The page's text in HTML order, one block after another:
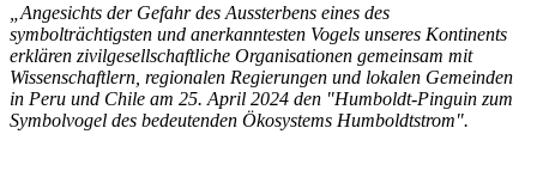
„Angesichts der Gefahr des Aussterbens eines des
symbolträchtigsten und anerkanntesten Vogels unseres Kontinents
erklären zivilgesellschaftliche Organisationen gemeinsam mit
Wissenschaftlern, regionalen Regierungen und lokalen Gemeinden
in Peru und Chile am 25. April 2024 den "Humboldt-Pinguin zum
Symbolvogel des bedeutenden Ökosystems Humboldtstrom".